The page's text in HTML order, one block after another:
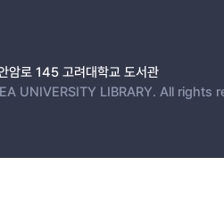
암로 145 고려대학교 도서관
UNIVERSITY LIBRARY. All rights